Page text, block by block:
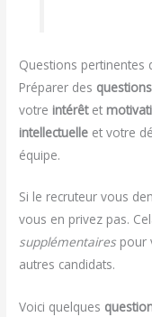
Questions pertinentes
Préparer des
votre intérêtet
intellectuelle et votre
équipe.
Si le recruteur vous
vous en privez pas.
supplémentairespour
autres candidats.
Voici quelques